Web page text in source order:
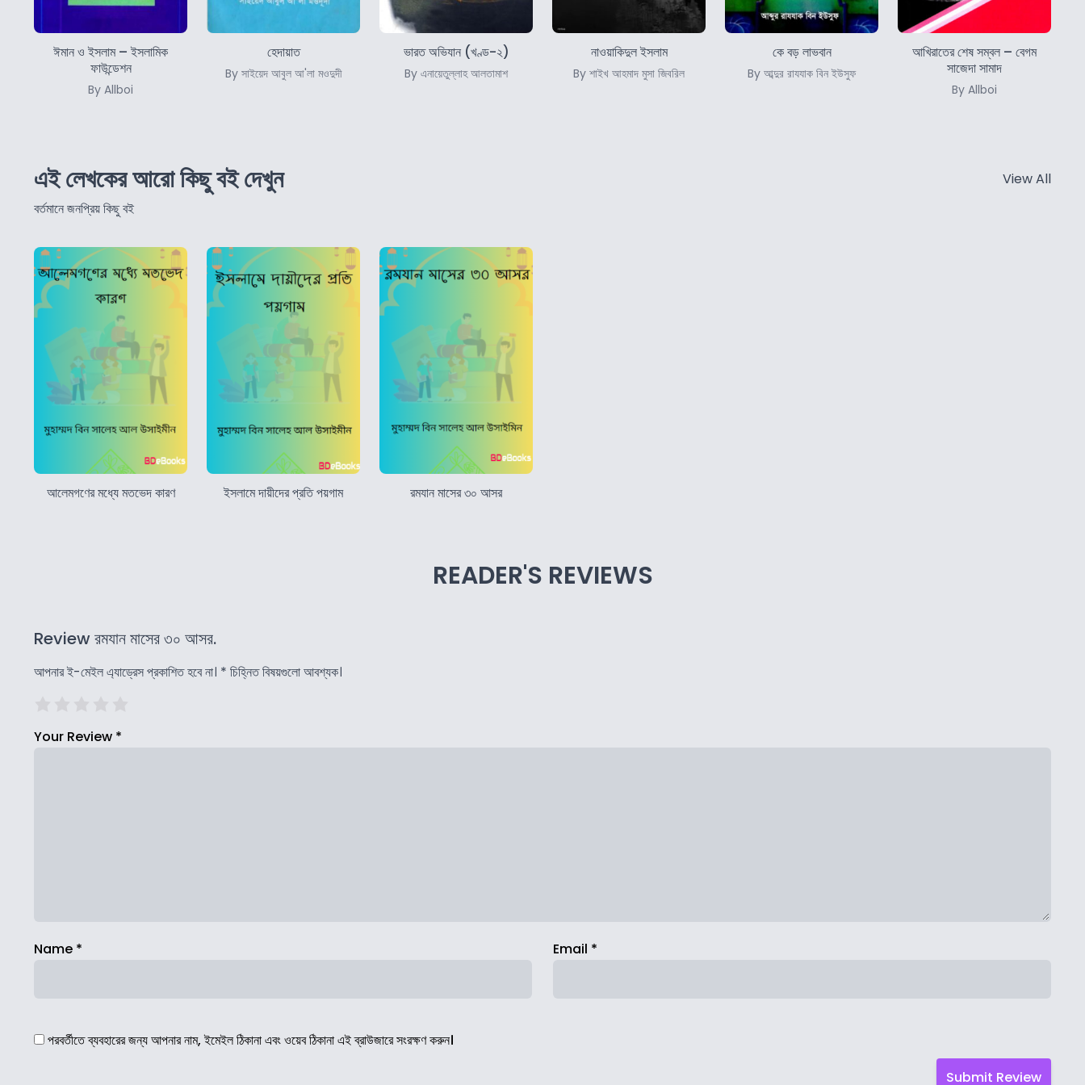
ঈমান ও ইসলাম – ইসলামিক
ফাউন্ডেশন
By Allboi
হেদায়াত
By সাইয়েদ আবুল আ'লা মওদুদী
ভারত অভিযান (খণ্ড-২)
By এনায়েতুল্লাহ আলতামাশ
নাওয়াকিদুল ইসলাম
By শাইখ আহমাদ মুসা জিবরিল
কে বড় লাভবান
By আব্দুর রাযযাক বিন ইউসুফ
আখিরাতের শেষ সম্বল – বেগম
সাজেদা সামাদ
By Allboi
এই লেখকের আরো কিছু বই দেখুন
বর্তমানে জনপ্রিয় কিছু বই
View All
আলেমগণের মধ্যে মতভেদ কারণ ইসলামে দায়ীদের প্রতি পয়গাম রমযান মাসের ৩০ আসর
READER'S REVIEWS
Review রমযান মাসের ৩০ আসর.
আপনার ই-মেইল এ্যাড্রেস প্রকাশিত হবে না। * চিহ্নিত বিষয়গুলো আবশ্যক।
Your Review *
Name * Email *
পরবর্তীতে ব্যবহারের জন্য আপনার নাম, ইমেইল ঠিকানা এবং ওয়েব ঠিকানা এই ব্রাউজারে সংরক্ষণ করুন।